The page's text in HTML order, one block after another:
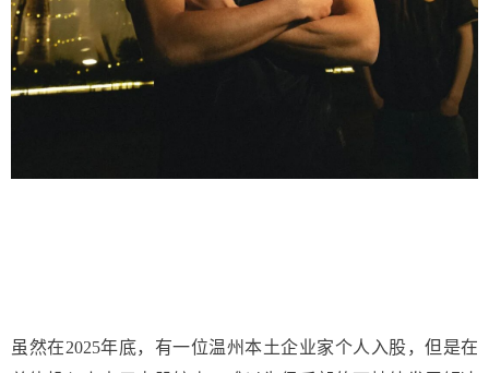
虽然在2025年底，有一位温州本土企业家个人入股，但是在